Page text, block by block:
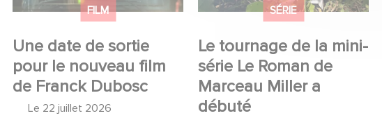
FILM
Une date de sortie
pour le nouveau film
de Franck Dubosc
Le 22 juillet 2026
SÉRIE
Le tournage de la mini-
série Le Roman de
Marceau Miller a
débuté